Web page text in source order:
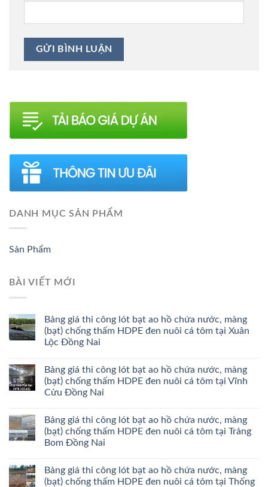
DANH MỤC SẢN PHẨM
Sản Phẩm
BÀI VIẾT MỚI
Bảng giá thi công lót bạt ao hồ chứa nước, màng
(bạt) chống thấm HDPE đen nuôi cá tôm tại Xuân
Lộc Đồng Nai
Bảng giá thi công lót bạt ao hồ chứa nước, màng
(bạt) chống thấm HDPE đen nuôi cá tôm tại Vĩnh
Cửu Đồng Nai
Bảng giá thi công lót bạt ao hồ chứa nước, màng
(bạt) chống thấm HDPE đen nuôi cá tôm tại Trảng
Bom Đồng Nai
Bảng giá thi công lót bạt ao hồ chứa nước, màng
(bạt) chống thấm HDPE đen nuôi cá tôm tại Thống